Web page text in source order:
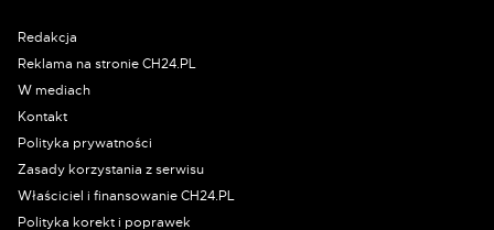
Redakcja
Reklama na stronie CH24.PL
W mediach
Kontakt
Polityka prywatności
Zasady korzystania z serwisu
Właściciel i finansowanie CH24.PL
Polityka korekt i poprawek